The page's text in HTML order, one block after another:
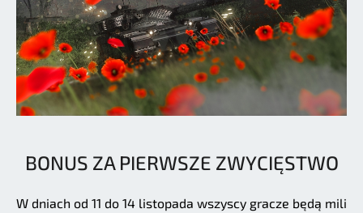
BONUS ZA PIERWSZE ZWYCIĘSTWO
W dniach od 11 do 14 listopada wszyscy gracze będą mili